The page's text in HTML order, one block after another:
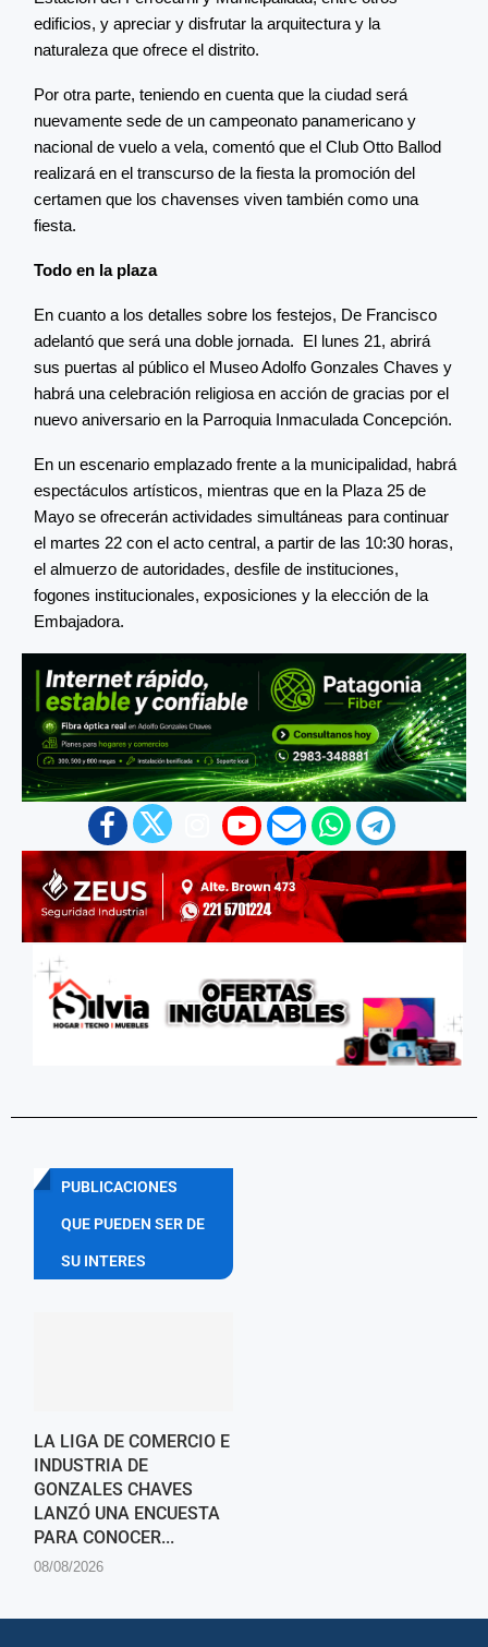
edificios, y apreciar y disfrutar la arquitectura y la
naturaleza que ofrece el distrito.
Por otra parte, teniendo en cuenta que la ciudad será
nuevamente sede de un campeonato panamericano y
nacional de vuelo a vela, comentó que el Club Otto Ballod
realizará en el transcurso de la fiesta la promoción del
certamen que los chavenses viven también como una
fiesta.
Todo en la plaza
En cuanto a los detalles sobre los festejos, De Francisco
adelantó que será una doble jornada. El lunes 21, abrirá
sus puertas al público el Museo Adolfo Gonzales Chaves y
habrá una celebración religiosa en acción de gracias por el
nuevo aniversario en la Parroquia Inmaculada Concepción.
En un escenario emplazado frente a la municipalidad, habrá
espectáculos artísticos, mientras que en la Plaza 25 de
Mayo se ofrecerán actividades simultáneas para continuar
el martes 22 con el acto central, a partir de las 10:30 horas,
el almuerzo de autoridades, desfile de instituciones,
fogones institucionales, exposiciones y la elección de la
Embajadora.
PUBLICACIONES
QUE PUEDEN SER DE
SU INTERES
LA LIGA DE COMERCIO E
INDUSTRIA DE
GONZALES CHAVES
LANZÓ UNA ENCUESTA
PARA CONOCER...
08/08/2026